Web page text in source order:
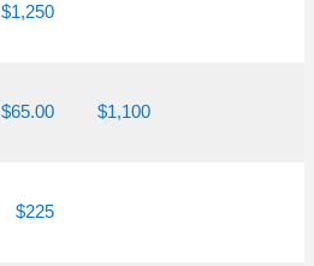
$1,250
$65.00 $1,100
$225